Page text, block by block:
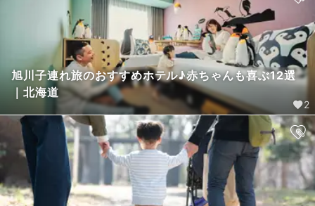
旭川子連れ旅のおすすめホテル♪赤ちゃんも喜ぶ12選
｜北海道
2